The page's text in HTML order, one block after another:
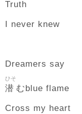
Truth
I never knew
Dreamers say
潜
ひそ
むblue flame
Cross my heart